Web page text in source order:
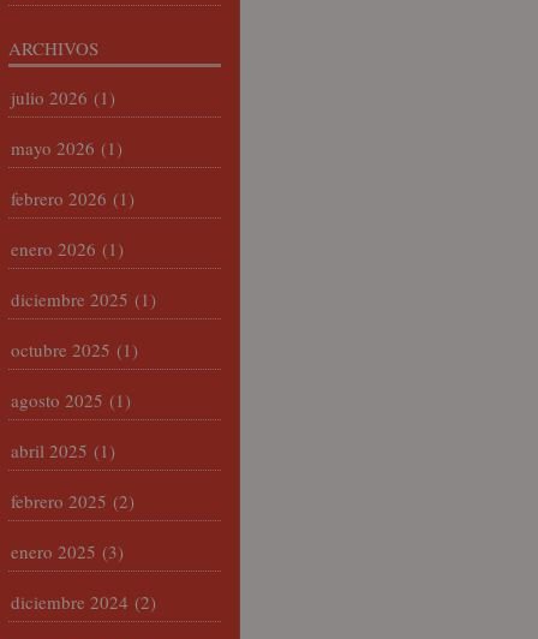
ARCHIVOS
julio 2026 (1)
mayo 2026 (1)
febrero 2026 (1)
enero 2026 (1)
diciembre 2025 (1)
octubre 2025 (1)
agosto 2025 (1)
abril 2025 (1)
febrero 2025 (2)
enero 2025 (3)
diciembre 2024 (2)